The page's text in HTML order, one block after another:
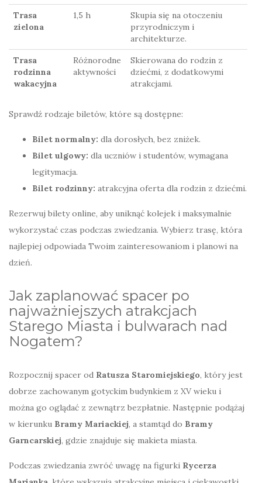
Trasa
zielona
1,5 h
Skupia się na otoczeniu
przyrodniczym i
architekturze.
Trasa
rodzinna
wakacyjna
Różnorodne
aktywności
Skierowana do rodzin z
dziećmi, z dodatkowymi
atrakcjami.
Sprawdź rodzaje biletów, które są dostępne:
Bilet normalny: dla dorosłych, bez zniżek.
Bilet ulgowy: dla uczniów i studentów, wymagana
legitymacja.
Bilet rodzinny: atrakcyjna oferta dla rodzin z dziećmi.
Rezerwuj bilety online, aby uniknąć kolejek i maksymalnie
wykorzystać czas podczas zwiedzania. Wybierz trasę, która
najlepiej odpowiada Twoim zainteresowaniom i planowi na
dzień.
Jak zaplanować spacer po
najważniejszych atrakcjach
Starego Miasta i bulwarach nad
Nogatem?
Rozpocznij spacer od Ratusza Staromiejskiego, który jest
dobrze zachowanym gotyckim budynkiem z XV wieku i
można go oglądać z zewnątrz bezpłatnie. Następnie podążaj
w kierunku Bramy Mariackiej, a stamtąd do Bramy
Garncarskiej, gdzie znajduje się makieta miasta.
Podczas zwiedzania zwróć uwagę na figurki Rycerza